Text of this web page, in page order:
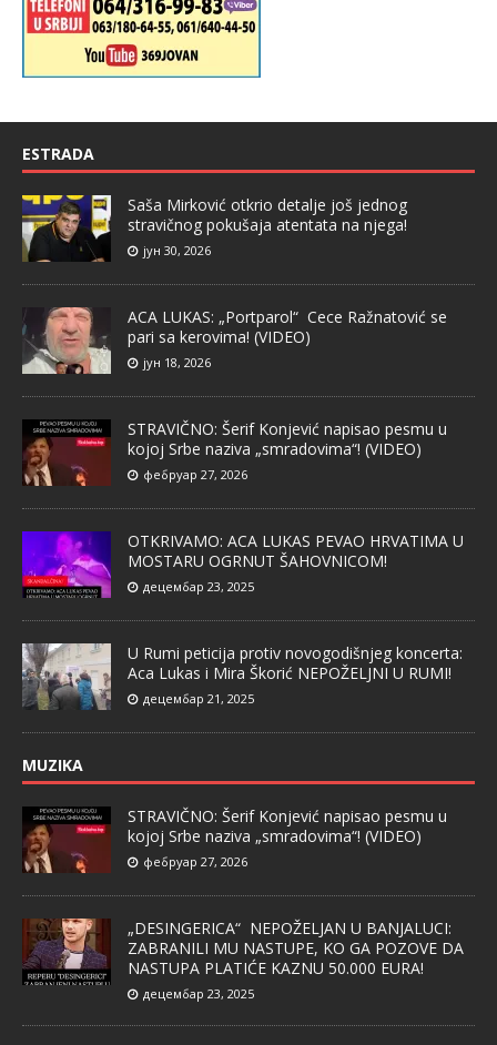
ESTRADA
Saša Mirković otkrio detalje još jednog
stravičnog pokušaja atentata na njega!
јун 30, 2026
ACA LUKAS: „Portparol“ Cece Ražnatović se
pari sa kerovima! (VIDEO)
јун 18, 2026
STRAVIČNO: Šerif Konjević napisao pesmu u
kojoj Srbe naziva „smradovima“! (VIDEO)
фебруар 27, 2026
OTKRIVAMO: ACA LUKAS PEVAO HRVATIMA U
MOSTARU OGRNUT ŠAHOVNICOM!
децембар 23, 2025
U Rumi peticija protiv novogodišnjeg koncerta:
Aca Lukas i Mira Škorić NEPOŽELJNI U RUMI!
децембар 21, 2025
MUZIKA
STRAVIČNO: Šerif Konjević napisao pesmu u
kojoj Srbe naziva „smradovima“! (VIDEO)
фебруар 27, 2026
„DESINGERICA“ NEPOŽELJAN U BANJALUCI:
ZABRANILI MU NASTUPE, KO GA POZOVE DA
NASTUPA PLATIĆE KAZNU 50.000 EURA!
децембар 23, 2025